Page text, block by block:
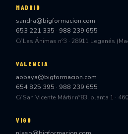
MADRID
sandra@bigformacion.com
653 221 335 · 988 239 655
C/ Las Ánimas nº3 · 28911 Leganés
VALENCIA
aobaya@bigformacion.com
654 825 395 · 988 239 655
C/ San Vicente Mártir nº83, planta 1 ·
VIGO